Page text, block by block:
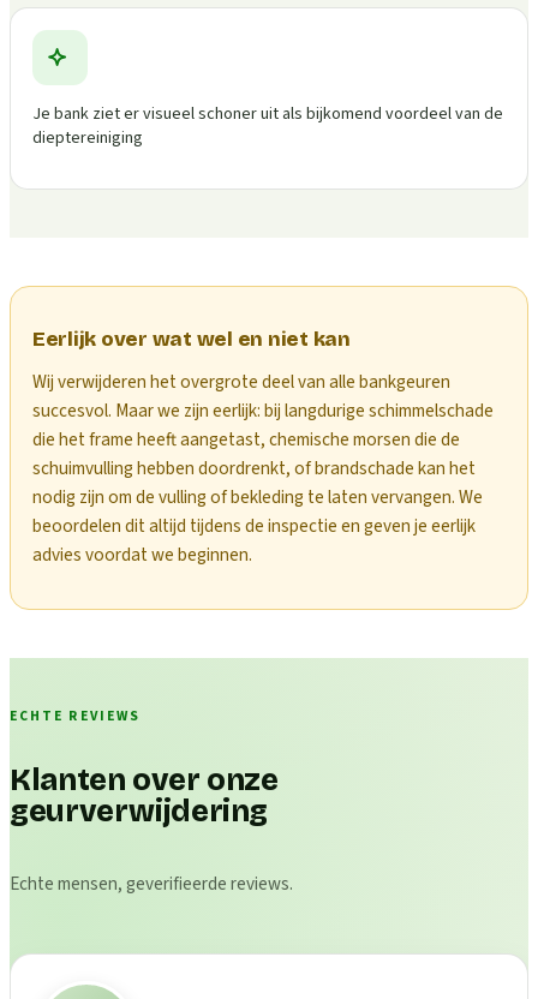
Je bank ziet er visueel schoner uit als bijkomend voordeel van de
dieptereiniging
Eerlijk over wat wel en niet kan
Wij verwijderen het overgrote deel van alle bankgeuren
succesvol. Maar we zijn eerlijk: bij langdurige schimmelschade
die het frame heeft aangetast, chemische morsen die de
schuimvulling hebben doordrenkt, of brandschade kan het
nodig zijn om de vulling of bekleding te laten vervangen. We
beoordelen dit altijd tijdens de inspectie en geven je eerlijk
advies voordat we beginnen.
ECHTE REVIEWS
Klanten over onze
geurverwijdering
Echte mensen, geverifieerde reviews.